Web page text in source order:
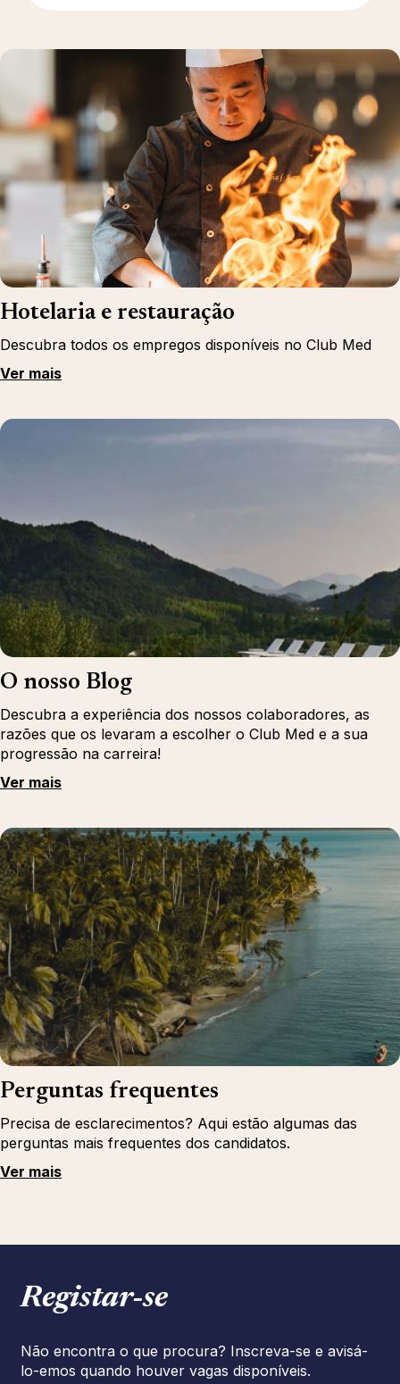
Hotelaria e restauração
Descubra todos os empregos disponíveis no Club Med
Ver mais
O nosso Blog
Descubra a experiência dos nossos colaboradores, as
razões que os levaram a escolher o Club Med e a sua
progressão na carreira!
Ver mais
Perguntas frequentes
Precisa de esclarecimentos? Aqui estão algumas das
perguntas mais frequentes dos candidatos.
Ver mais
Registar‑se
Não encontra o que procura? Inscreva-se e avisá-
lo-emos quando houver vagas disponíveis.